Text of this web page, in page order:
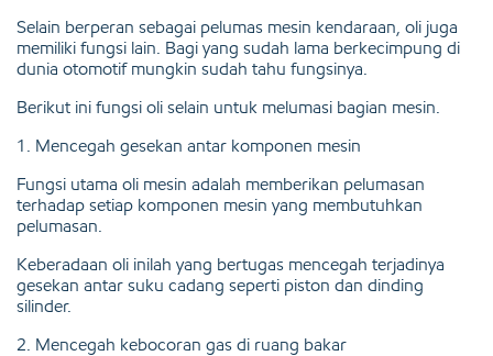
Selain berperan sebagai pelumas mesin kendaraan, oli juga
memiliki fungsi lain. Bagi yang sudah lama berkecimpung di
dunia otomotif mungkin sudah tahu fungsinya.
Berikut ini fungsi oli selain untuk melumasi bagian mesin.
1. Mencegah gesekan antar komponen mesin
Fungsi utama oli mesin adalah memberikan pelumasan
terhadap setiap komponen mesin yang membutuhkan
pelumasan.
Keberadaan oli inilah yang bertugas mencegah terjadinya
gesekan antar suku cadang seperti piston dan dinding
silinder.
2. Mencegah kebocoran gas di ruang bakar